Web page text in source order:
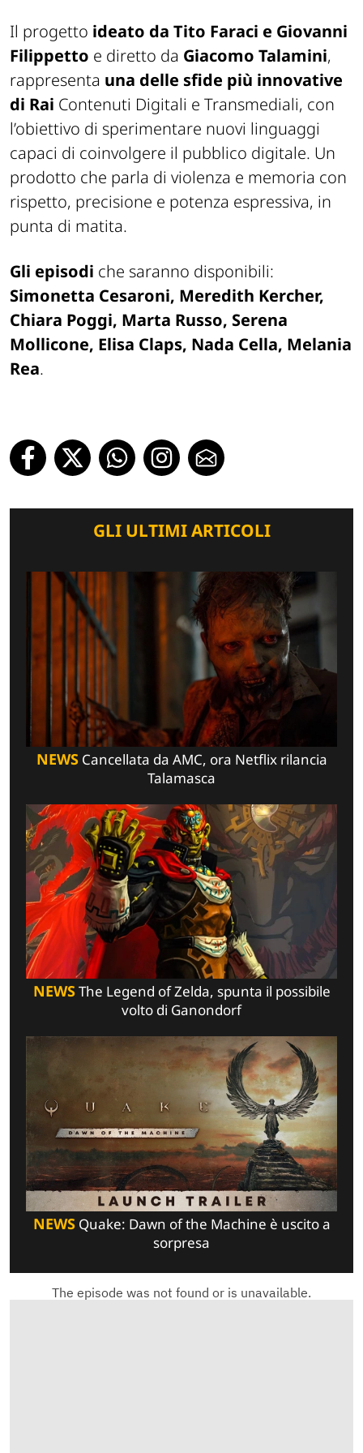
Il progetto ideato da Tito Faraci e Giovanni
Filippetto e diretto da Giacomo Talamini,
rappresenta una delle sfide più innovative
di Rai Contenuti Digitali e Transmediali, con
l’obiettivo di sperimentare nuovi linguaggi
capaci di coinvolgere il pubblico digitale. Un
prodotto che parla di violenza e memoria con
rispetto, precisione e potenza espressiva, in
punta di matita.
Gli episodi che saranno disponibili:
Simonetta Cesaroni, Meredith Kercher,
Chiara Poggi, Marta Russo, Serena
Mollicone, Elisa Claps, Nada Cella, Melania
Rea.
GLI ULTIMI ARTICOLI
NEWSCancellata da AMC, ora Netflix rilancia
Talamasca
NEWSThe Legend of Zelda, spunta il possibile
volto di Ganondorf
NEWSQuake: Dawn of the Machine è uscito a
sorpresa